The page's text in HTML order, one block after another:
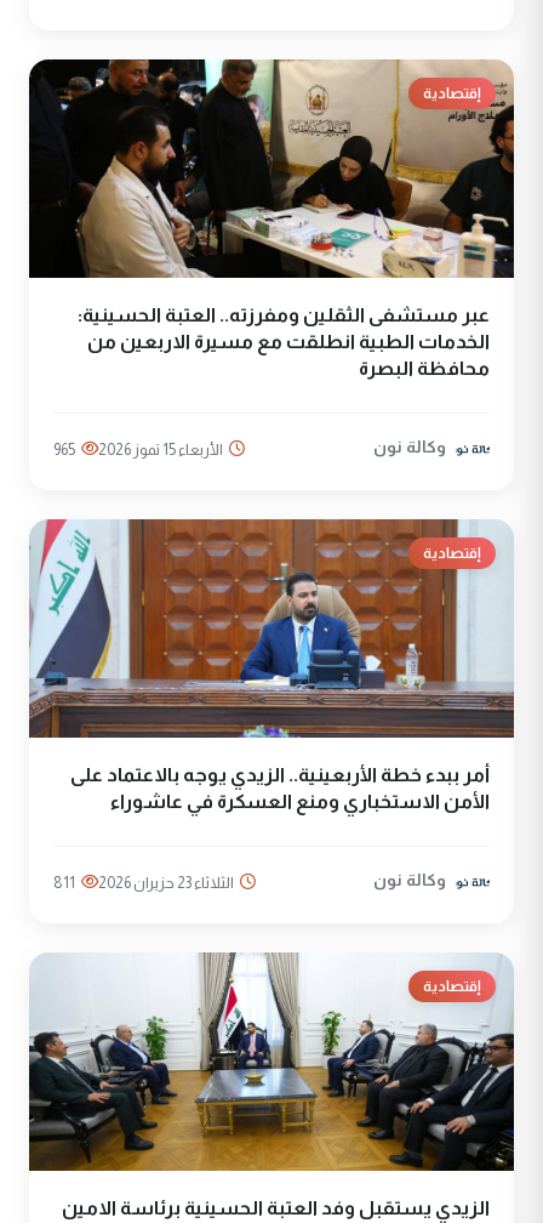
إقتصادية
عبر مستشفى الثقلين ومفرزته.. العتبة الحسينية:
الخدمات الطبية انطلقت مع مسيرة الاربعين من
محافظة البصرة
وكالة نون الأربعاء 15 تموز 2026 965
إقتصادية
أمر ببدء خطة الأربعينية.. الزيدي يوجه بالاعتماد على
الأمن الاستخباري ومنع العسكرة في عاشوراء
وكالة نون الثلاثاء 23 حزيران 2026 811
إقتصادية
الزيدي يستقبل وفد العتبة الحسينية برئاسة الامين